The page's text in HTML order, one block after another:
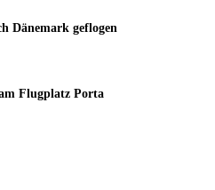
Dänemark geflogen
Flugplatz Porta